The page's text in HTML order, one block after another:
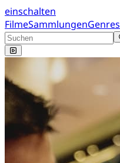
einschalten
FilmeSammlungenGenres